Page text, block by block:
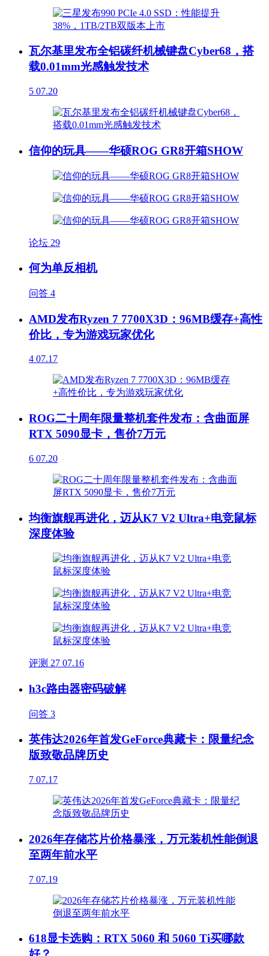
瓦尔基里发布全铝碳纤机械键盘Cyber68，搭
载0.01mm光感触发技术
5 07.20
信仰的玩具——华硕ROG GR8开箱SHOW
论坛 29
何为单反相机
问答 4
AMD发布Ryzen 7 7700X3D：96MB缓存+高性
价比，专为游戏玩家优化
4 07.17
ROG二十周年限量整机套件发布：含曲面屏
RTX 5090显卡，售价7万元
6 07.20
均衡旗舰再进化，迈从K7 V2 Ultra+电竞鼠标
深度体验
评测 27 07.16
h3c路由器密码破解
问答 3
英伟达2026年首发GeForce典藏卡：限量纪念
版致敬品牌历史
7 07.17
2026年存储芯片价格暴涨，万元装机性能倒退
至两年前水平
7 07.19
618显卡选购：RTX 5060 和 5060 Ti买哪款